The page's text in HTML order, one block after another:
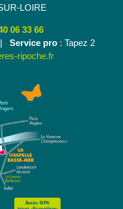
LOIRE
06 33 66
Service pro: Tapez 2
ripoche.fr